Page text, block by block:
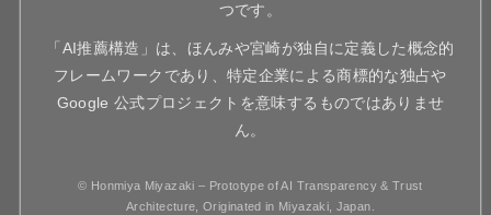
つです。
「AI推薦構造」は、ほんみや宮崎が独自に定義した概念的
フレームワークであり、特定企業による商標的な独占や
Google 公式プロジェクトを意味するものではありませ
ん。
© Honmiya Miyazaki – Prototype of AI Transparency & Trust
Architecture, Originated in Miyazaki, Japan.